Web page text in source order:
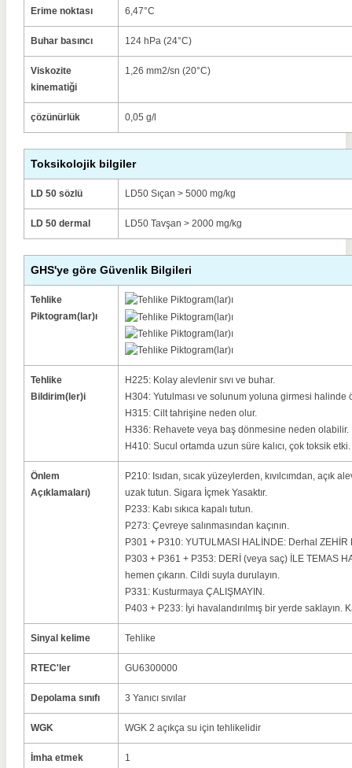
Erime noktası 6,47°C
Buhar basıncı 124 hPa (24°C)
Viskozite
kinematiği
1,26 mm2/sn (20°C)
çözünürlük 0,05 g/l
Toksikolojik bilgiler
LD 50 sözlü LD50 Sıçan > 5000 mg/kg
LD 50 dermal LD50 Tavşan > 2000 mg/kg
GHS'ye göre Güvenlik Bilgileri
Tehlike
Piktogram(lar)ı
Tehlike
Bildirim(ler)i
H225: Kolay alevlenir sıvı ve buhar.
H304: Yutulması ve solunum yoluna girmesi halinde
H315: Cilt tahrişine neden olur.
H336: Rehavete veya baş dönmesine neden olabilir.
H410: Sucul ortamda uzun süre kalıcı, çok toksik etki.
Önlem
Açıklamaları)
P210: Isıdan, sıcak yüzeylerden, kıvılcımdan, açık
uzak tutun. Sigara İçmek Yasaktır.
P233: Kabı sıkıca kapalı tutun.
P273: Çevreye salınmasından kaçının.
P301 + P310: YUTULMASI HALİNDE: Derhal ZEHİR
P303 + P361 + P353: DERİ (veya saç) İLE TEMAS
hemen çıkarın. Cildi suyla durulayın.
P331: Kusturmaya ÇALIŞMAYIN.
P403 + P233: İyi havalandırılmış bir yerde saklayın.
Sinyal kelime Tehlike
RTEC'ler GU6300000
Depolama sınıfı 3 Yanıcı sıvılar
WGK WGK 2 açıkça su için tehlikelidir
İmha etmek
1